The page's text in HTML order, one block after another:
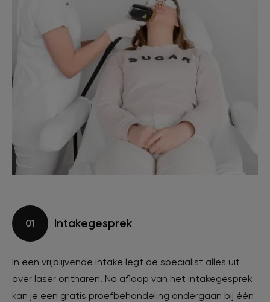
01 Intakegesprek
In een vrijblijvende intake legt de specialist alles uit
over laser ontharen. Na afloop van het intakegesprek
kan je een gratis proefbehandeling ondergaan bij één